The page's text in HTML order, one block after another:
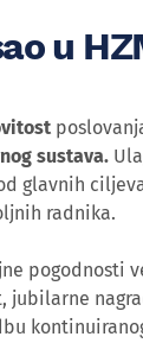
u
sustava.
glavnih
radnika.
pogodnosti
jubilarne